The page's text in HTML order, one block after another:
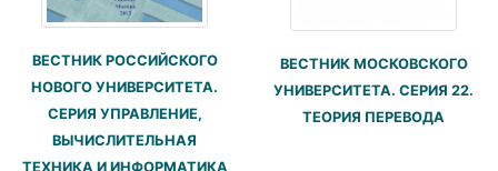
ВЕСТНИК РОССИЙСКОГО
НОВОГО УНИВЕРСИТЕТА.
СЕРИЯ УПРАВЛЕНИЕ,
ВЫЧИСЛИТЕЛЬНАЯ
ТЕХНИКА И ИНФОРМАТИКА
ВЕСТНИК МОСКОВСКОГО
УНИВЕРСИТЕТА. СЕРИЯ 22.
ТЕОРИЯ ПЕРЕВОДА